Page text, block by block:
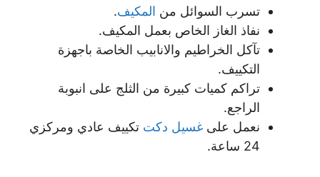
تسرب السوائل من المكيف.
نفاذ الغاز الخاص بعمل المكيف.
تآكل الخراطيم والانابيب الخاصة باجهزة
التكييف.
تراكم كميات كبيرة من الثلج على انبوبة
الراجع.
نعمل على غسيل دكت تكييف عادي ومركزي
24 ساعة.